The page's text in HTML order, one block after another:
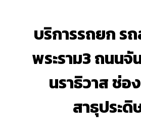
บริการรถยก ร
พระราม3 ถนน
นราธิวาส ช่อ
สาธุประดิ